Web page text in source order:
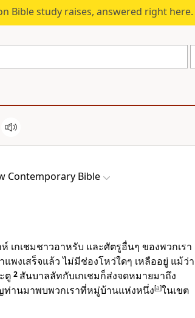
Bible study raises, answered right here.
Contemporary Bible
เกเชมชาวอาหรับ และศัตรูอื่นๆ ของพวกเรา
แพงเสร็จแล้ว ไม่มีช่องโหว่ใดๆ เหลืออยู่ แม้ว่า
ตู 2 สันบาลลัทกับเกเชมก็ส่งจดหมายมาถึง
ท่านมาพบพวกเราที่หมู่บ้านแห่งหนึ่ง[a]ในเขต